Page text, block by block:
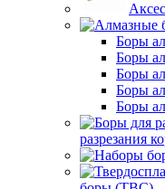
Боры
Боры
Боры
Боры
Боры
разрезания